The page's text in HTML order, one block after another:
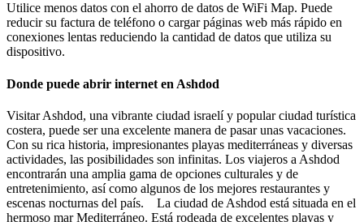
Utilice menos datos con el ahorro de datos de WiFi Map. Puede
reducir su factura de teléfono o cargar páginas web más rápido en
conexiones lentas reduciendo la cantidad de datos que utiliza su
dispositivo.
Donde puede abrir internet en Ashdod
Visitar Ashdod, una vibrante ciudad israelí y popular ciudad turística
costera, puede ser una excelente manera de pasar unas vacaciones.
Con su rica historia, impresionantes playas mediterráneas y diversas
actividades, las posibilidades son infinitas. Los viajeros a Ashdod
encontrarán una amplia gama de opciones culturales y de
entretenimiento, así como algunos de los mejores restaurantes y
escenas nocturnas del país. La ciudad de Ashdod está situada en el
hermoso mar Mediterráneo. Está rodeada de excelentes playas y